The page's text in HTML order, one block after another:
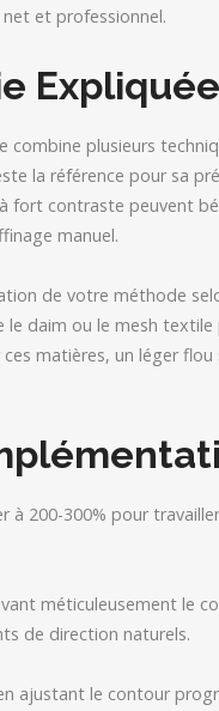
et professionnel.
Expliquée
combine plusieurs
la référence pour sa
fort contraste peuvent
manuel.
de votre méthode
le daim ou le mesh
matières, un léger
à 200-300% pour
méticuleusement le
de direction naturels.
ajustant le contour